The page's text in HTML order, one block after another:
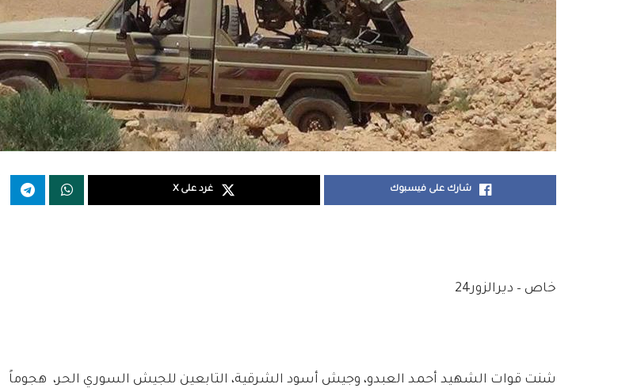
شارك على فيسبوك غرد على X
خاص – ديرالزور24
شنت قوات الشهيد أحمد العبدو، وجيش أسود الشرقية، التابعين للجيش السوري الحر، هجوماً